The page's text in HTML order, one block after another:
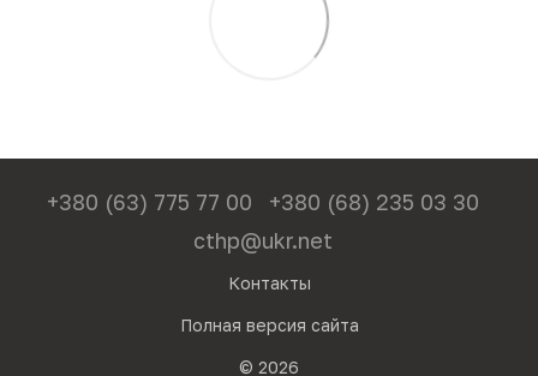
+380 (63) 775 77 00
+380 (68) 235 03 30
cthp@ukr.net
Контакты
Полная версия сайта
© 2026